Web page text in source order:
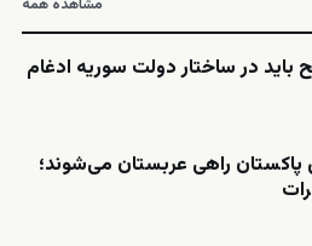
مشاهده همه
در ساختار دولت سوریه ادغام
پاکستان راهی عربستان می‌شوند؛